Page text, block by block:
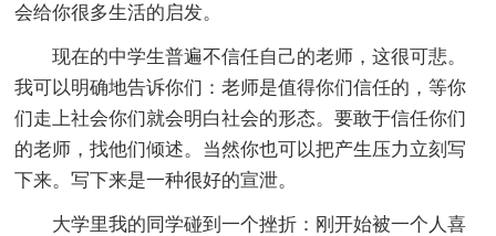
会给你很多生活的启发。
现在的中学生普遍不信任自己的老师，这很可悲。
我可以明确地告诉你们：老师是值得你们信任的，等你
们走上社会你们就会明白社会的形态。要敢于信任你们
的老师，找他们倾述。当然你也可以把产生压力立刻写
下来。写下来是一种很好的宣泄。
大学里我的同学碰到一个挫折：刚开始被一个人喜